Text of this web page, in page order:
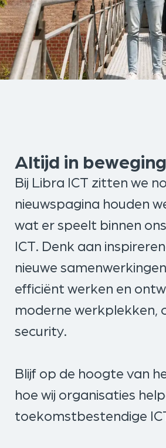
Altijd in beweging
Bij Libra ICT zitten we
nieuwspagina houden
wat er speelt binnen
ICT. Denk aan
nieuwe
efficiënt werken en
moderne werkplekken,
security.
Blijf op de hoogte van
hoe wij organisaties
toekomstbestendige